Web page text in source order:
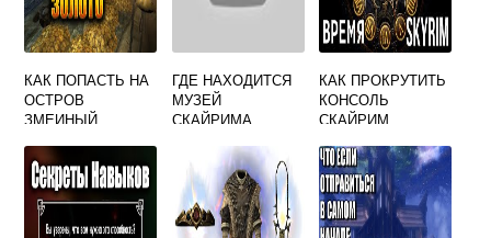
КАК ПОПАСТЬ НА
ОСТРОВ
ЗМЕИНЫЙ
СКАЙРИМЕ
ГДЕ НАХОДИТСЯ
МУЗЕЙ
СКАЙРИМА
КАК ПРОКРУТИТЬ
КОНСОЛЬ
СКАЙРИМ